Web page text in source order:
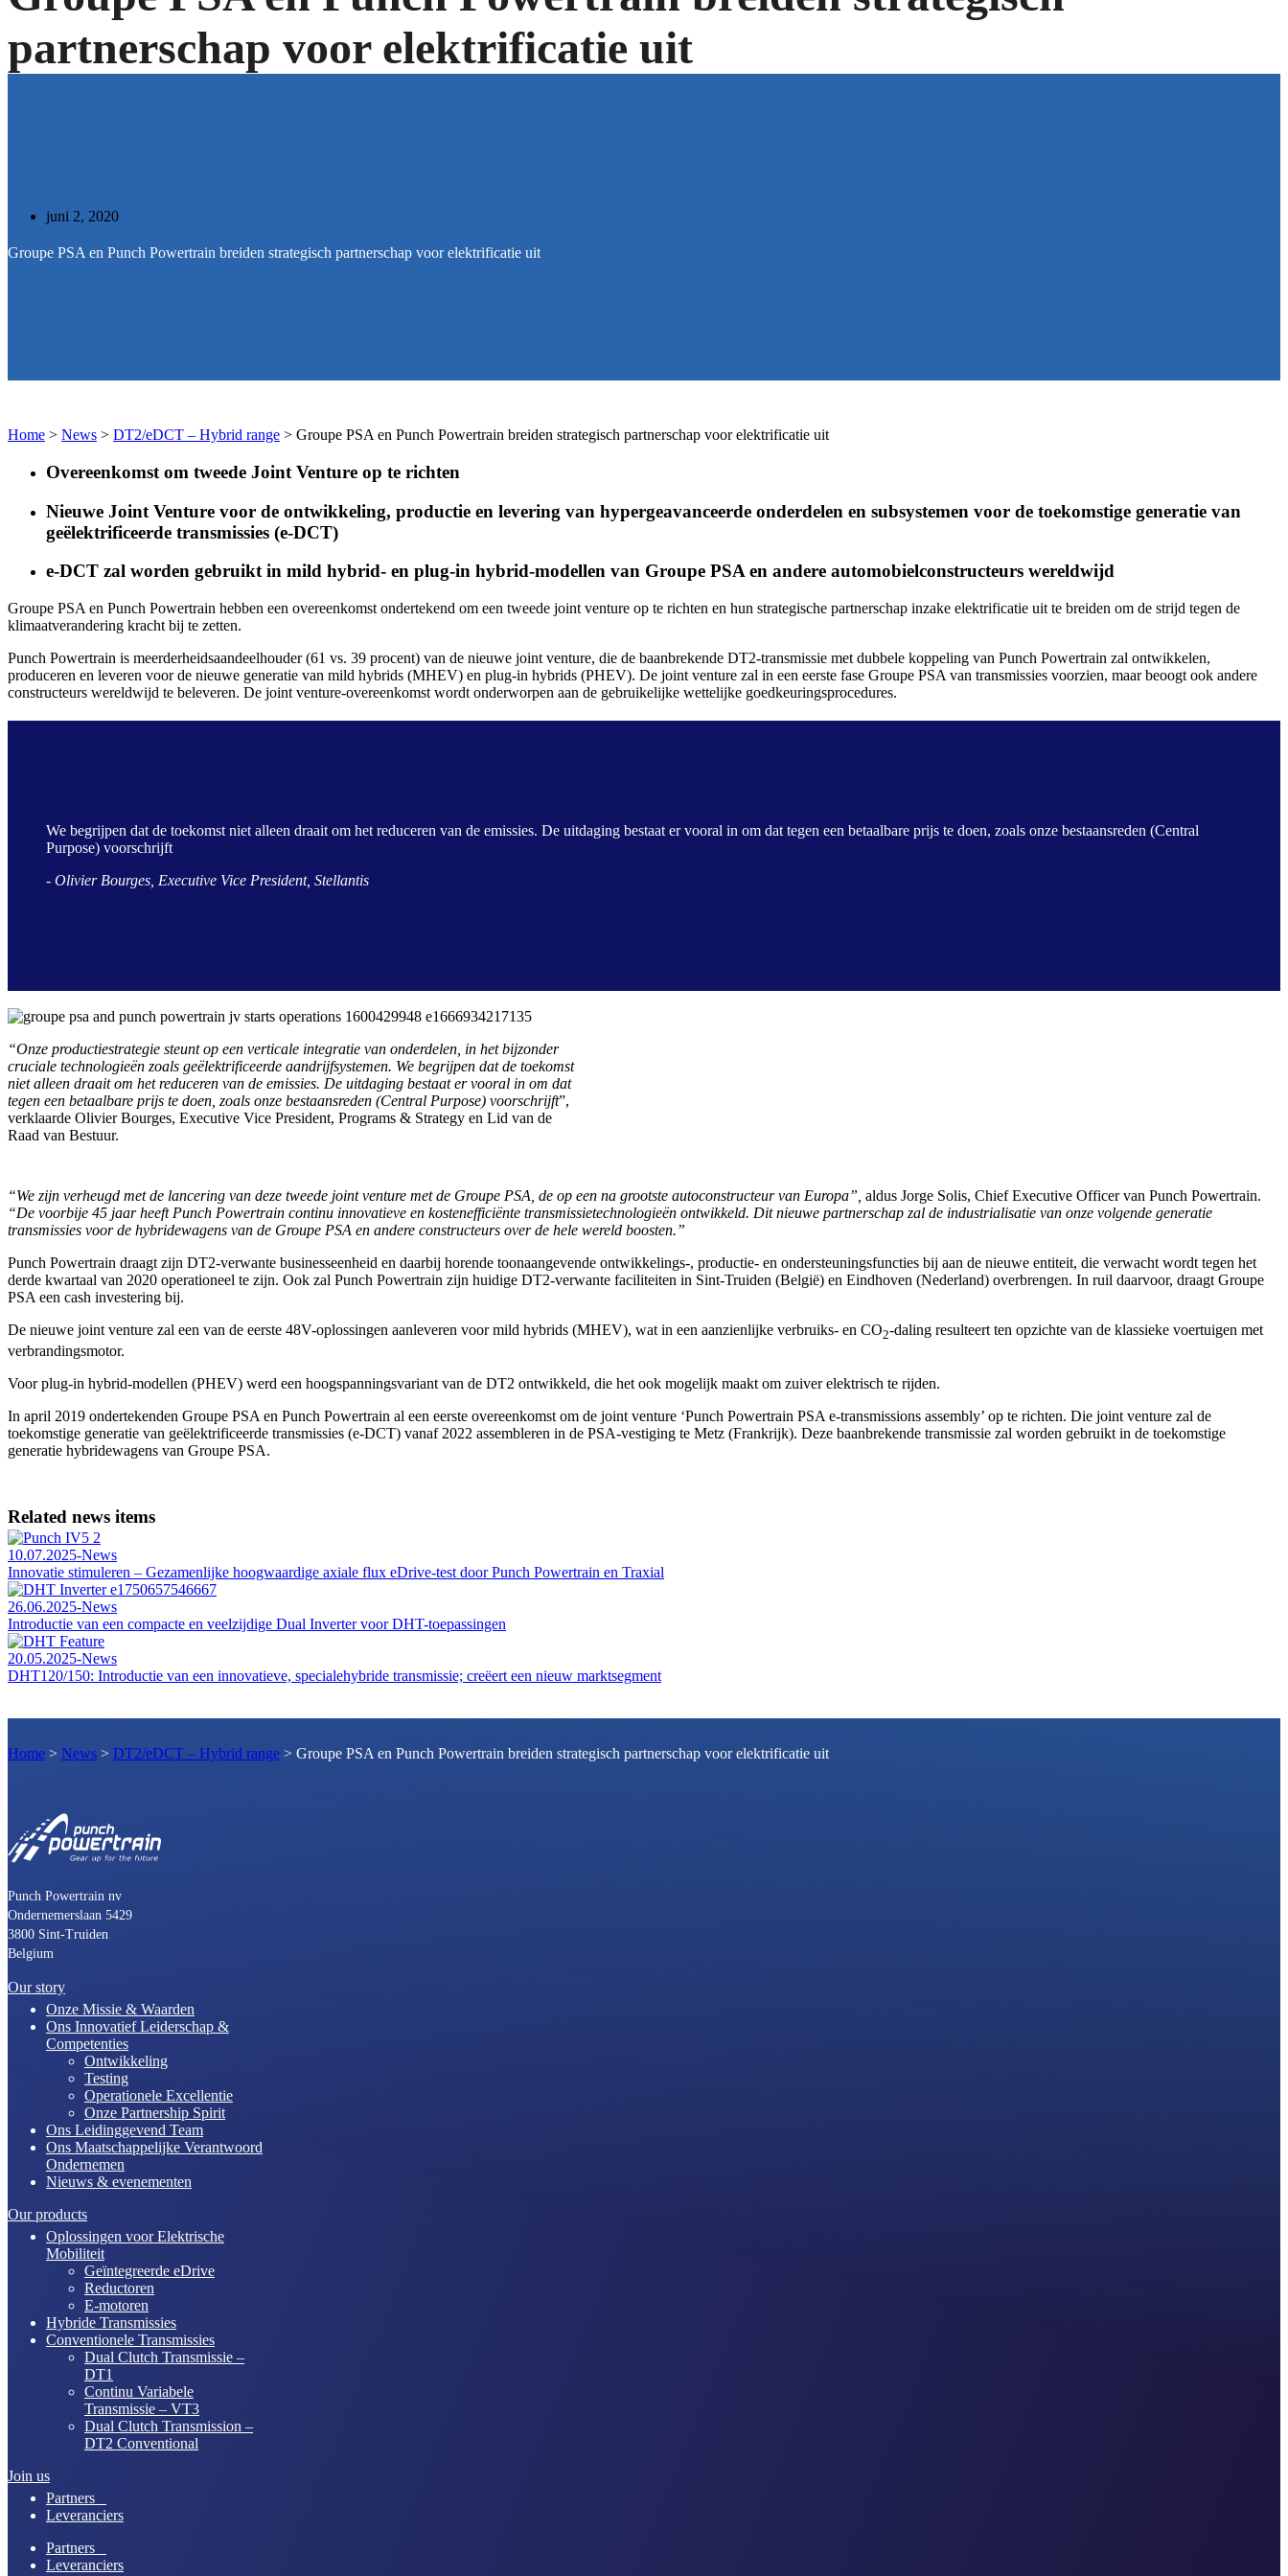
partnerschap voor elektrificatie uit
juni 2, 2020
Groupe PSA en Punch Powertrain breiden strategisch partnerschap voor elektrificatie uit
Home > News > DT2/eDCT – Hybrid range > Groupe PSA en Punch Powertrain breiden strategisch partnerschap voor elektrificatie uit
Overeenkomst om tweede Joint Venture op te richten
Nieuwe Joint Venture voor de ontwikkeling, productie en levering van hypergeavanceerde onderdelen en subsystemen voor de toekomstige generatie van
geëlektrificeerde transmissies (e-DCT)
e-DCT zal worden gebruikt in mild hybrid- en plug-in hybrid-modellen van Groupe PSA en andere automobielconstructeurs wereldwijd
Groupe PSA en Punch Powertrain hebben een overeenkomst ondertekend om een tweede joint venture op te richten en hun strategische partnerschap inzake elektrificatie uit te breiden om de strijd tegen de
klimaatverandering kracht bij te zetten.
Punch Powertrain is meerderheidsaandeelhouder (61 vs. 39 procent) van de nieuwe joint venture, die de baanbrekende DT2-transmissie met dubbele koppeling van Punch Powertrain zal ontwikkelen,
produceren en leveren voor de nieuwe generatie van mild hybrids (MHEV) en plug-in hybrids (PHEV). De joint venture zal in een eerste fase Groupe PSA van transmissies voorzien, maar beoogt ook andere
constructeurs wereldwijd te beleveren. De joint venture-overeenkomst wordt onderworpen aan de gebruikelijke wettelijke goedkeuringsprocedures.
We begrijpen dat de toekomst niet alleen draait om het reduceren van de emissies. De uitdaging bestaat er vooral in om dat tegen een betaalbare prijs te doen, zoals onze bestaansreden (Central
Purpose) voorschrijft
- Olivier Bourges, Executive Vice President, Stellantis
“Onze productiestrategie steunt op een verticale integratie van onderdelen, in het bijzonder
cruciale technologieën zoals geëlektrificeerde aandrijfsystemen. We begrijpen dat de toekomst
niet alleen draait om het reduceren van de emissies. De uitdaging bestaat er vooral in om dat
tegen een betaalbare prijs te doen, zoals onze bestaansreden (Central Purpose) voorschrijft”,
verklaarde Olivier Bourges, Executive Vice President, Programs & Strategy en Lid van de
Raad van Bestuur.
“We zijn verheugd met de lancering van deze tweede joint venture met de Groupe PSA, de op een na grootste autoconstructeur van Europa”, aldus Jorge Solis, Chief Executive Officer van Punch Powertrain.
“De voorbije 45 jaar heeft Punch Powertrain continu innovatieve en kostenefficiënte transmissietechnologieën ontwikkeld. Dit nieuwe partnerschap zal de industrialisatie van onze volgende generatie
transmissies voor de hybridewagens van de Groupe PSA en andere constructeurs over de hele wereld boosten.”
Punch Powertrain draagt zijn DT2-verwante businesseenheid en daarbij horende toonaangevende ontwikkelings-, productie- en ondersteuningsfuncties bij aan de nieuwe entiteit, die verwacht wordt tegen het
derde kwartaal van 2020 operationeel te zijn. Ook zal Punch Powertrain zijn huidige DT2-verwante faciliteiten in Sint-Truiden (België) en Eindhoven (Nederland) overbrengen. In ruil daarvoor, draagt Groupe
PSA een cash investering bij.
De nieuwe joint venture zal een van de eerste 48V-oplossingen aanleveren voor mild hybrids (MHEV), wat in een aanzienlijke verbruiks- en CO2-daling resulteert ten opzichte van de klassieke voertuigen met
verbrandingsmotor.
Voor plug-in hybrid-modellen (PHEV) werd een hoogspanningsvariant van de DT2 ontwikkeld, die het ook mogelijk maakt om zuiver elektrisch te rijden.
In april 2019 ondertekenden Groupe PSA en Punch Powertrain al een eerste overeenkomst om de joint venture ‘Punch Powertrain PSA e-transmissions assembly’ op te richten. Die joint venture zal de
toekomstige generatie van geëlektrificeerde transmissies (e-DCT) vanaf 2022 assembleren in de PSA-vestiging te Metz (Frankrijk). Deze baanbrekende transmissie zal worden gebruikt in de toekomstige
generatie hybridewagens van Groupe PSA.
Related news items
10.07.2025-News
Innovatie stimuleren – Gezamenlijke hoogwaardige axiale flux eDrive-test door Punch Powertrain en Traxial
26.06.2025-News
Introductie van een compacte en veelzijdige Dual Inverter voor DHT-toepassingen
20.05.2025-News
DHT120/150: Introductie van een innovatieve, specialehybride transmissie; creëert een nieuw marktsegment
Home > News > DT2/eDCT – Hybrid range > Groupe PSA en Punch Powertrain breiden strategisch partnerschap voor elektrificatie uit
Punch Powertrain nv
Ondernemerslaan 5429
3800 Sint-Truiden
Belgium
Our story
Onze Missie & Waarden
Ons Innovatief Leiderschap &
Competenties
Ontwikkeling
Testing
Operationele Excellentie
Onze Partnership Spirit
Ons Leidinggevend Team
Ons Maatschappelijke Verantwoord
Ondernemen
Nieuws & evenementen
Our products
Oplossingen voor Elektrische
Mobiliteit
Geïntegreerde eDrive
Reductoren
E-motoren
Hybride Transmissies
Conventionele Transmissies
Dual Clutch Transmissie –
DT1
Continu Variabele
Transmissie – VT3
Dual Clutch Transmission –
DT2 Conventional
Join us
Partners
Leveranciers
Partners
Leveranciers